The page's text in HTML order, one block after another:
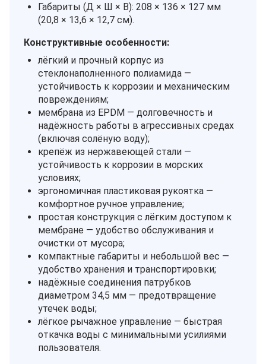
Габариты (Д × Ш × В): 208 × 136 × 127 мм
(20,8 × 13,6 × 12,7 см).
Конструктивные особенности:
лёгкий и прочный корпус из
стеклонаполненного полиамида —
устойчивость к коррозии и механическим
повреждениям;
мембрана из EPDM — долговечность и
надёжность работы в агрессивных средах
(включая солёную воду);
крепёж из нержавеющей стали —
устойчивость к коррозии в морских
условиях;
эргономичная пластиковая рукоятка —
комфортное ручное управление;
простая конструкция с лёгким доступом к
мембране — удобство обслуживания и
очистки от мусора;
компактные габариты и небольшой вес —
удобство хранения и транспортировки;
надёжные соединения патрубков
диаметром 34,5 мм — предотвращение
утечек воды;
лёгкое рычажное управление — быстрая
откачка воды с минимальными усилиями
пользователя.